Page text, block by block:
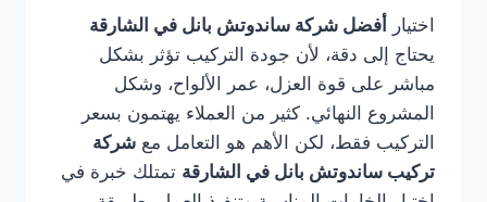
اختيار
أفضل شركة ساندوتش بانل في الشارقة
يحتاج إلى دقة، لأن جودة التركيب تؤثر بشكل
مباشر على قوة العزل، عمر الألواح، وشكل
المشروع النهائي. كثير من العملاء يهتمون بسعر
التركيب فقط، لكن الأهم هو التعامل مع شركة
تركيب ساندوتش بانل في الشارقة تمتلك خبرة في